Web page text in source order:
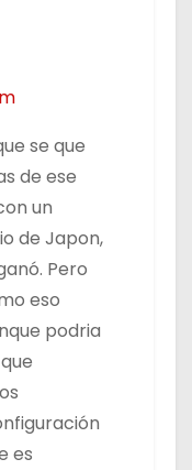
se que
de ese
un
de Japon,
Pero
eso
podria
es